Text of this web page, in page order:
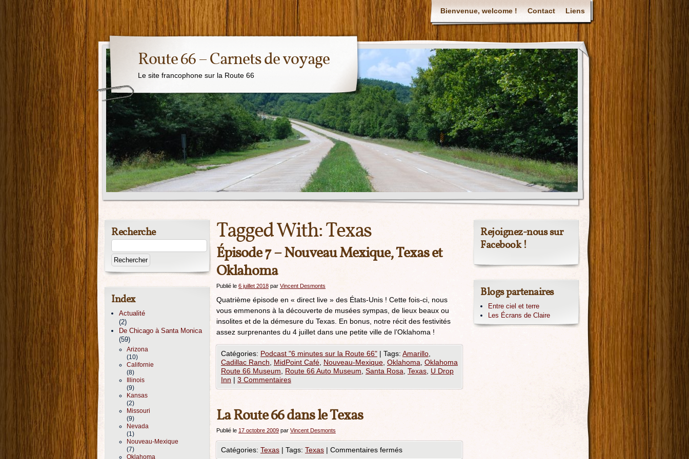
Bienvenue, welcome ! Contact Liens
Route 66 – Carnets de voyage
Le site francophone sur la Route 66
Tagged With:Texas
Épisode 7 – Nouveau Mexique, Texas et
Oklahoma
Publié le 6 juillet 2018 par Vincent Desmonts
Quatrième épisode en « direct live » des États-Unis ! Cette fois-ci, nous
vous emmenons à la découverte de musées sympas, de lieux beaux ou
insolites et de la démesure du Texas. En bonus, notre récit des festivités
assez surprenantes du 4 juillet dans une petite ville de l’Oklahoma !
Catégories: Podcast "6 minutes sur la Route 66" | Tags: Amarillo
Cadillac Ranch
MidPoint Café Nouveau-Mexique Oklahoma Oklahoma
Route 66 Museum
Route 66 Auto Museum Santa Rosa Texas U Drop
Inn | 3 Commentaires
La Route 66 dans le Texas
Publié le 17 octobre 2009 par Vincent Desmonts
Catégories: Texas | Tags: Texas | Commentaires fermés
Recherche
Index
Actualité
(2)
De Chicago à Santa Monica
(59)
Arizona
(10)
Californie
(8)
Illinois
(9)
Kansas
(2)
Missouri
(9)
Nevada
(1)
Nouveau-Mexique
(7)
Oklahoma
Rejoignez-nous sur
Facebook !
Blogs partenaires
Entre ciel et terre
Les Écrans de Claire